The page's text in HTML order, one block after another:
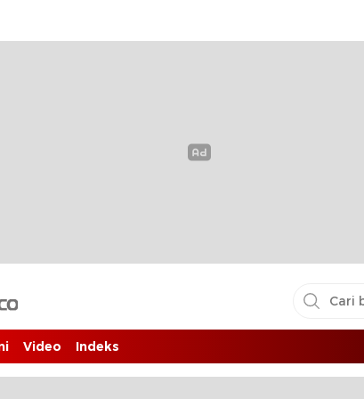
Video Indeks